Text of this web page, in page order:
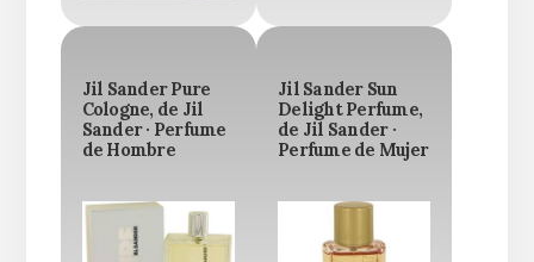
Jil Sander Pure
Cologne, de Jil
Sander · Perfume
de Hombre
Jil Sander Sun
Delight Perfume,
de Jil Sander ·
Perfume de Mujer